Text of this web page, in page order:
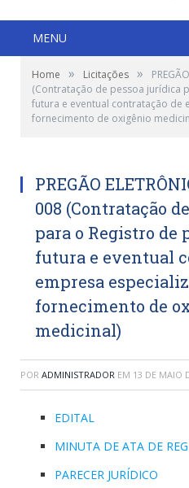
MENU
Home » Licitações »
(Contratação de pessoa jurídica
futura e eventual contratação de
fornecimento de oxigênio
PREGÃO
008 (Contratação
para o Registro de
futura e eventual
empresa
fornecimento de
medicinal)
POR ADMINISTRADOR EM 13 DE MAIO
EDITAL
MINUTA DE ATA DE
PARECER JURÍDICO